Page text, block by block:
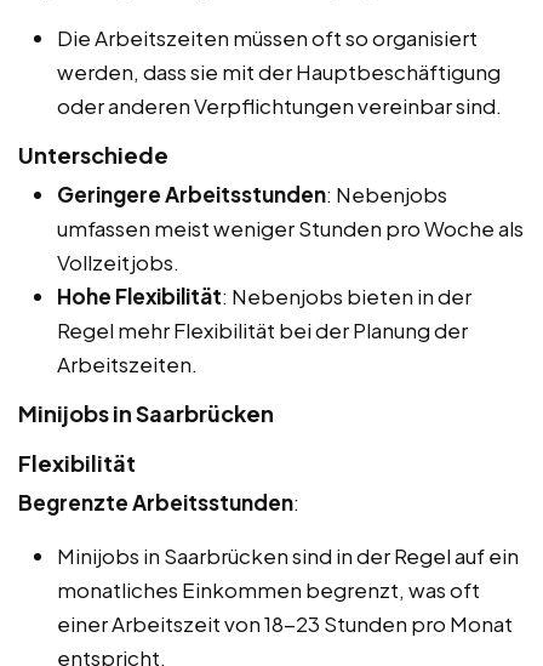
Die Arbeitszeiten müssen oft so organisiert
werden, dass sie mit der Hauptbeschäftigung
oder anderen Verpflichtungen vereinbar sind.
Unterschiede
Geringere Arbeitsstunden: Nebenjobs
umfassen meist weniger Stunden pro Woche als
Vollzeitjobs.
Hohe Flexibilität: Nebenjobs bieten in der
Regel mehr Flexibilität bei der Planung der
Arbeitszeiten.
Minijobs in Saarbrücken
Flexibilität
Begrenzte Arbeitsstunden:
Minijobs in Saarbrücken sind in der Regel auf ein
monatliches Einkommen begrenzt, was oft
einer Arbeitszeit von 18-23 Stunden pro Monat
entspricht.